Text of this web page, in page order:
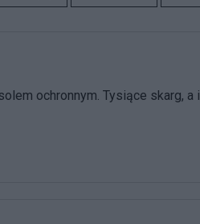
ochronnym. Tysiące skarg, a i